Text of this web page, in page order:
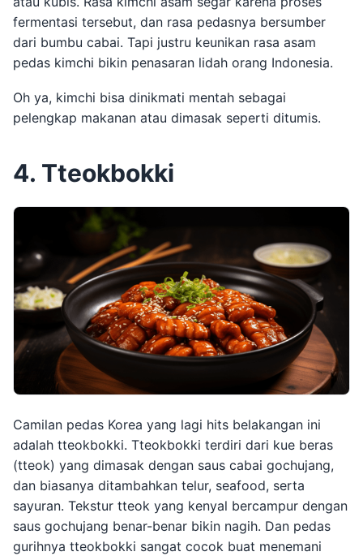
fermentasi tersebut, dan rasa pedasnya bersumber
dari bumbu cabai. Tapi justru keunikan rasa asam
pedas kimchi bikin penasaran lidah orang Indonesia.
Oh ya, kimchi bisa dinikmati mentah sebagai
pelengkap makanan atau dimasak seperti ditumis.
4. Tteokbokki
Camilan pedas Korea yang lagi hits belakangan ini
adalah tteokbokki. Tteokbokki terdiri dari kue beras
(tteok) yang dimasak dengan saus cabai gochujang,
dan biasanya ditambahkan telur, seafood, serta
sayuran. Tekstur tteok yang kenyal bercampur dengan
saus gochujang benar-benar bikin nagih. Dan pedas
gurihnya tteokbokki sangat cocok buat menemani